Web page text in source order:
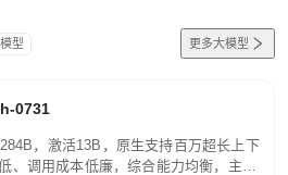
型 更多大模型
0731
，激活13B，原生支持百万超长上下
、调用成本低廉，综合能力均衡，主打